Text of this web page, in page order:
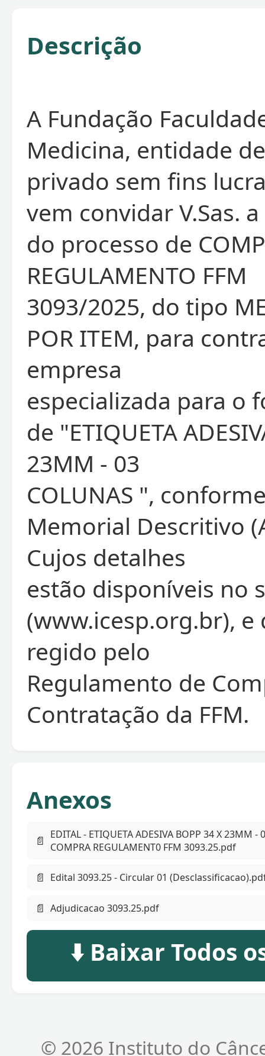
Descrição
A Fundação
Medicina, entidade
privado sem fins
vem convidar V.Sas.
do processo de
REGULAMENTO FFM
3093/2025, do tipo
POR ITEM, para
empresa
especializada para o
de "ETIQUETA
23MM - 03
COLUNAS ",
Memorial Descritivo
Cujos detalhes
estão disponíveis no
(www.icesp.org.br), e
regido pelo
Regulamento de
Contratação da FFM.
Anexos
📄 EDITAL - ETIQUETA ADESIVA BOPP 34 X 23MM -
COMPRA REGULAMENT0 FFM 3093.25.pdf
📄 Edital 3093.25 - Circular 01
📄 Adjudicacao 3093.25.pdf
⬇️ Baixar Todos
© 2026 Instituto do